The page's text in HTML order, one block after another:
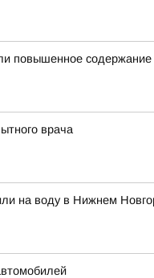
повышенное содержание
врача
на воду в Нижнем